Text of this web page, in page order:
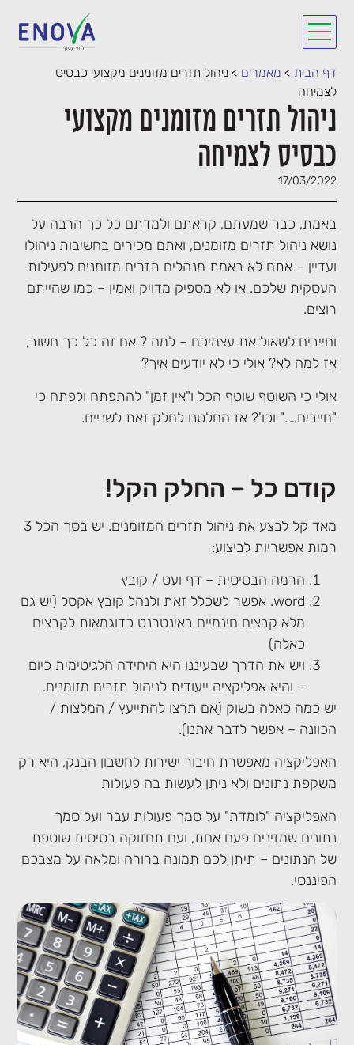
דף הבית > מאמרים >ניהול תזרים מזומנים מקצועי כבסיס
לצמיחה
ניהול תזרים מזומנים מקצועי
כבסיס לצמיחה
17/03/2022
באמת, כבר שמעתם, קראתם ולמדתם כל כך הרבה על
נושא ניהול תזרים מזומנים, ואתם מכירים בחשיבות ניהולו
ועדיין – אתם לא באמת מנהלים תזרים מזומנים לפעילות
העסקית שלכם. או לא מספיק מדויק ואמין – כמו שהייתם
רוצים.
וחייבים לשאול את עצמיכם – למה ? אם זה כל כך חשוב,
אז למה לא? אולי כי לא יודעים איך?
אולי כי השוטף שוטף הכל ו"אין זמן" להתפתח ולפתח כי
"חייבים….." וכו'? אז החלטנו לחלק זאת לשניים.
קודם כל – החלק הקל!
מאד קל לבצע את ניהול תזרים המזומנים. יש בסך הכל 3
רמות אפשריות לביצוע:
הרמה הבסיסית – דף ועט / קובץ
word. אפשר לשכלל זאת ולנהל קובץ אקסל (יש גם
מלא קבצים חינמיים באינטרנט כדוגמאות לקבצים
כאלה)
ויש את הדרך שבעיננו היא היחידה הלגיטימית כיום
– והיא אפליקציה ייעודית לניהול תזרים מזומנים.
יש כמה כאלה בשוק (אם תרצו להתייעץ / המלצות /
הכוונה – אפשר לדבר אתנו).
האפליקציה מאפשרת חיבור ישירות לחשבון הבנק, היא רק
משקפת נתונים ולא ניתן לעשות בה פעולות
האפליקציה "לומדת" על סמך פעולות עבר ועל סמך
נתונים שמזינים פעם אחת, ועם תחזוקה בסיסית שוטפת
של הנתונים – תיתן לכם תמונה ברורה ומלאה על מצבכם
הפיננסי.